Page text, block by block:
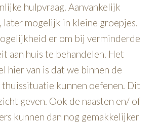
hulpvraag. Aanvankelijk
later mogelijk in kleine groepjes.
er om bij verminderde
aan huis te behandelen. Het
hier van is dat we binnen de
kunnen oefenen. Dit
geven. Ook de naasten en/ of
kunnen dan nog gemakkelijker